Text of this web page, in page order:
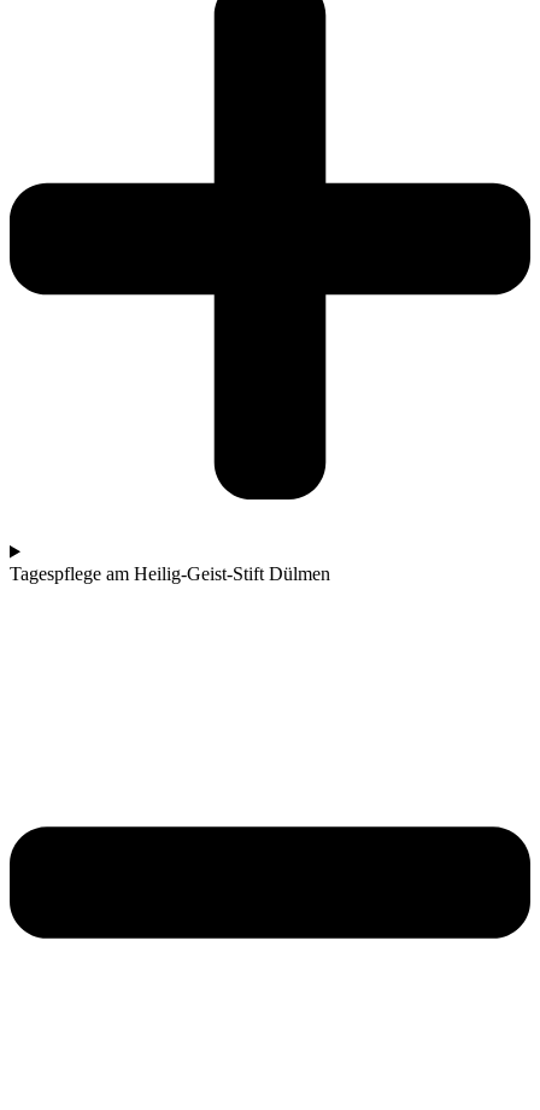
Tagespflege am Heilig-Geist-Stift Dülmen